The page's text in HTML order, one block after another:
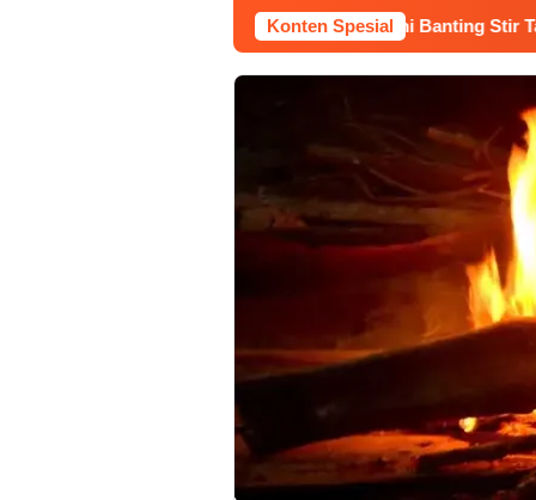
Konten Spesial
Kerja Buruh Bangunan Sepi, Roni Banting Stir Tanam